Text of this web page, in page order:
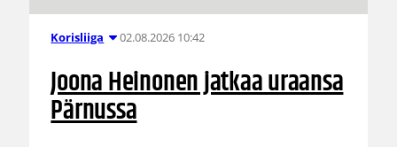
Korisliiga 02.08.2026 10:42
Joona Heinonen jatkaa uraansa
Pärnussa